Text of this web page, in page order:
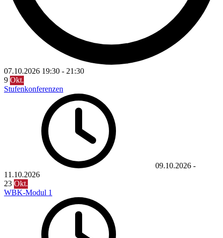
07.10.2026 19:30 - 21:30
9 Okt.
Stufenkonferenzen
09.10.2026 -
11.10.2026
23 Okt.
WBK-Modul 1